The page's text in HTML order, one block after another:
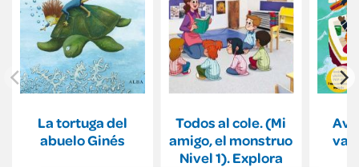
La tortuga del
abuelo Ginés
Todos al cole. (Mi
amigo, el monstruo
Nivel 1). Explora